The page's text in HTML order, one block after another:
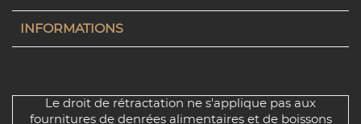
INFORMATIONS
Le droit de rétractation ne s'applique pas aux
fournitures de denrées alimentaires et de boissons